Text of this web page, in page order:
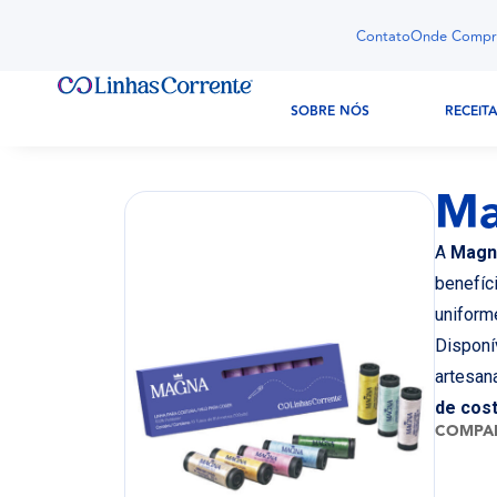
ContatoOnde
SOBRE NÓS
A
de